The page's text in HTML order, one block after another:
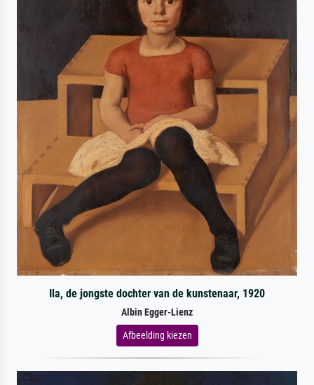
Ila, de jongste dochter van de kunstenaar, 1920
Albin Egger-Lienz
Afbeelding kiezen